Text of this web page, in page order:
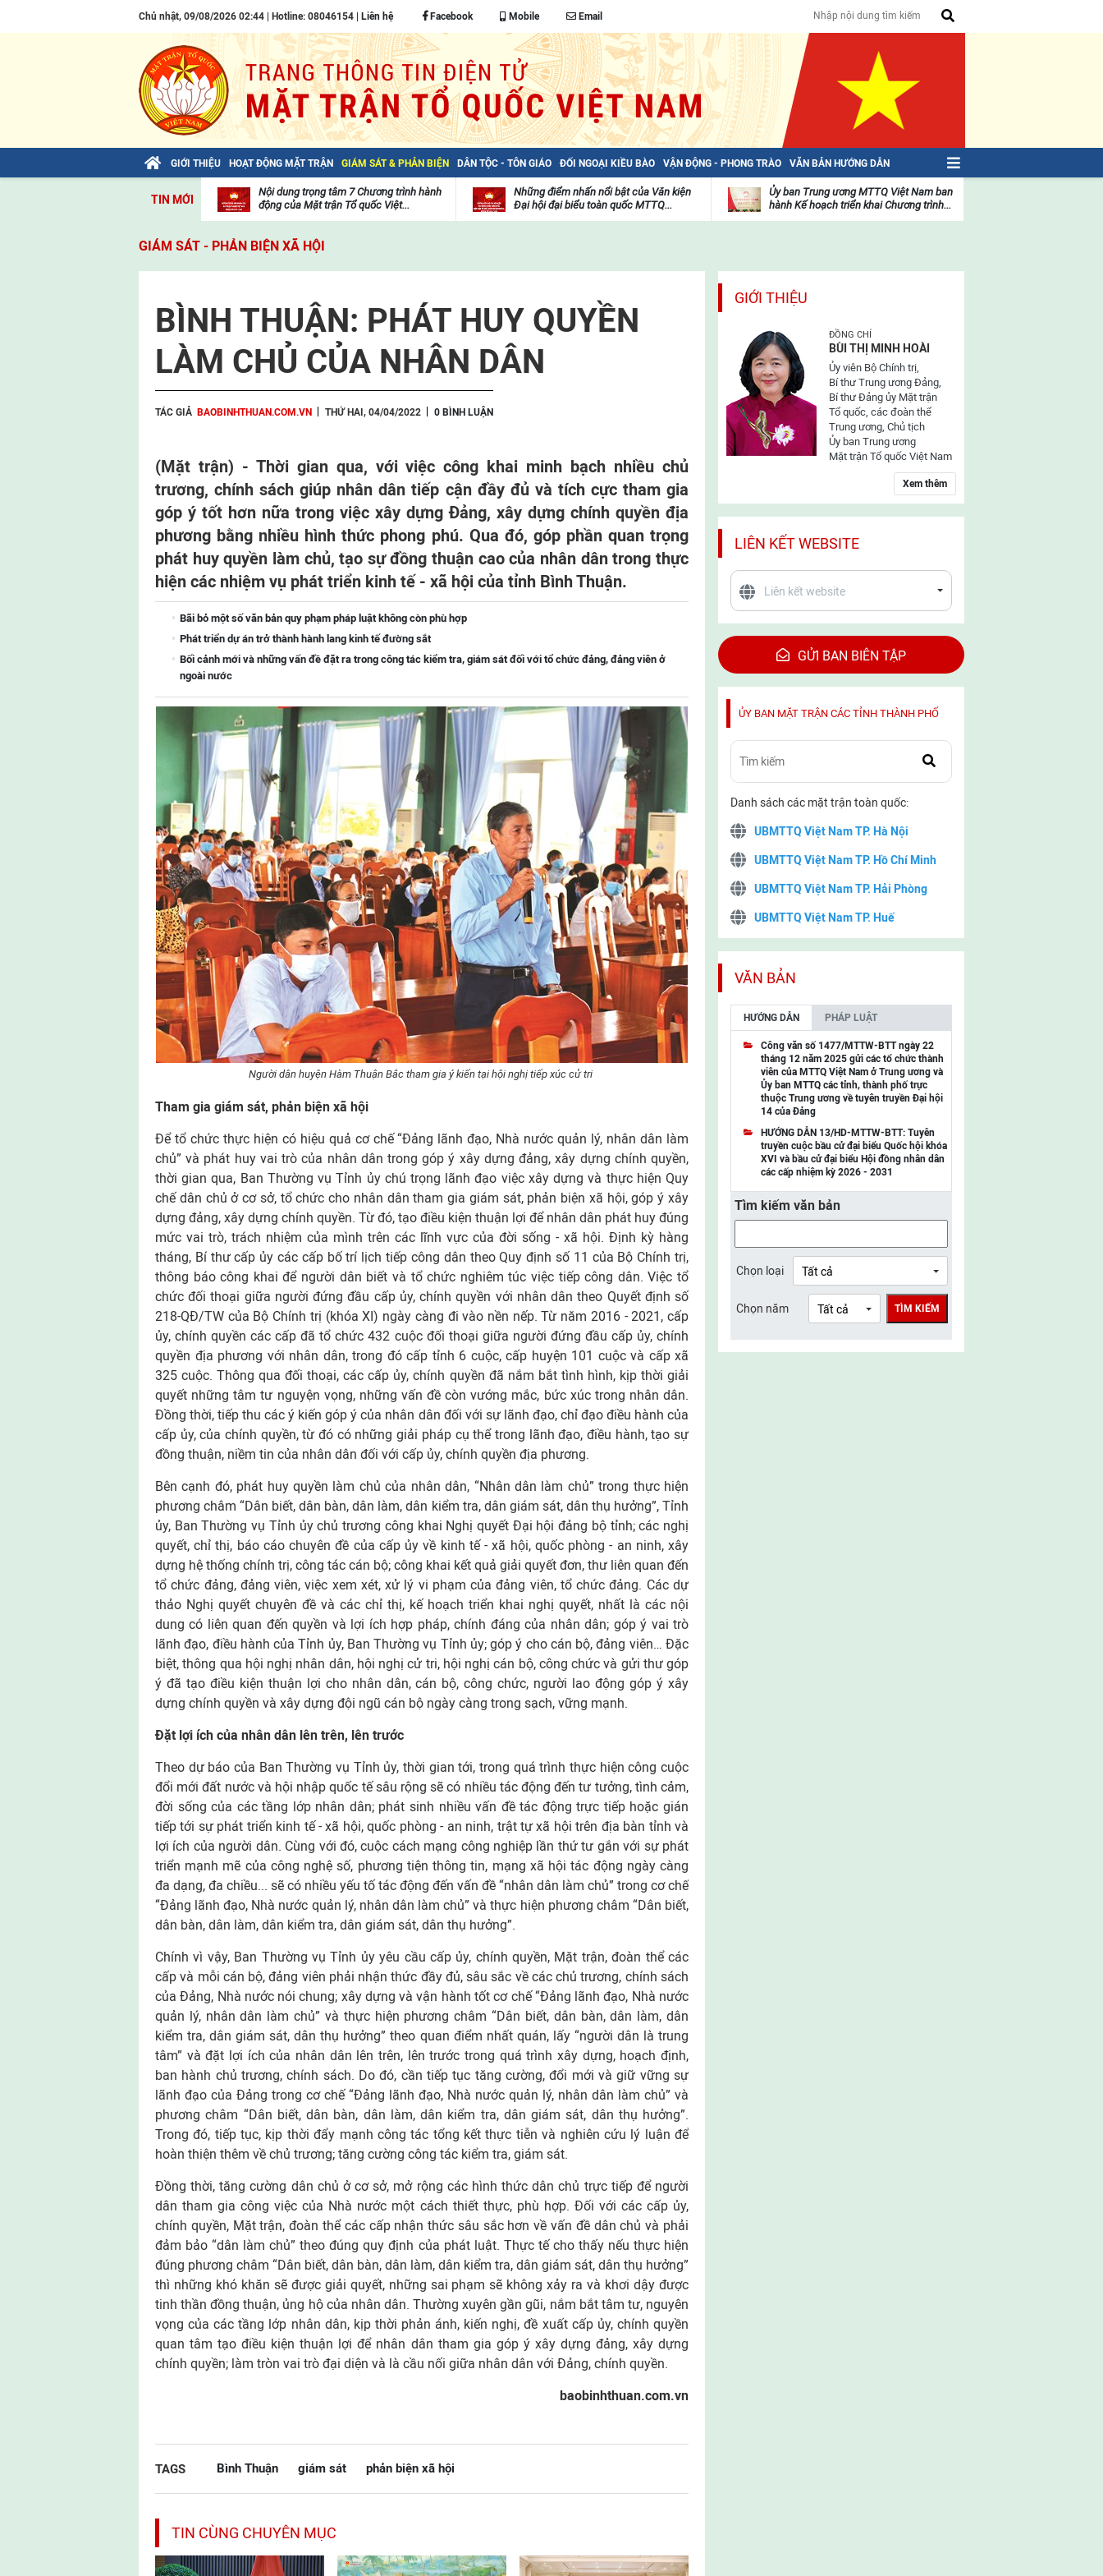
Chủ nhật, 09/08/2026 02:44 | Hotline: 08046154 | Liên hệ Facebook Mobile Email
GIỚI THIỆU HOẠT ĐỘNG MẶT TRẬN GIÁM SÁT & PHẢN BIỆN DÂN TỘC - TÔN GIÁO ĐỐI NGOẠI KIỀU BÀO VẬN ĐỘNG - PHONG TRÀO VĂN BẢN HƯỚNG DẪN
TIN MỚI
Bài viết của Tổng Bí thư Tô Lâm: TIẾN
viện
Nội dung trọng tâm 7 Chương trình hành
động của Mặt trận Tổ quốc Việt...
Những điểm nhấn nổi bật của Văn kiện
Đại hội đại biểu toàn quốc MTTQ...
mặt
trận
Ủy ban Trung ương MTTQ Việt Nam ban
hành Kế hoạch triển khai Chương trình...
GIÁM SÁT - PHẢN BIỆN XÃ HỘI
BÌNH THUẬN: PHÁT HUY QUYỀN
LÀM CHỦ CỦA NHÂN DÂN
TÁC GIẢ BAOBINHTHUAN.COM.VN THỨ HAI, 04/04/2022 0 BÌNH LUẬN
(Mặt trận) - Thời gian qua, với việc công khai minh bạch nhiều chủ
trương, chính sách giúp nhân dân tiếp cận đầy đủ và tích cực tham gia
góp ý tốt hơn nữa trong việc xây dựng Đảng, xây dựng chính quyền địa
phương bằng nhiều hình thức phong phú. Qua đó, góp phần quan trọng
phát huy quyền làm chủ, tạo sự đồng thuận cao của nhân dân trong thực
hiện các nhiệm vụ phát triển kinh tế - xã hội của tỉnh Bình Thuận.
Bãi bỏ một số văn bản quy phạm pháp luật không còn phù hợp
Phát triển dự án trở thành hành lang kinh tế đường sắt
Bối cảnh mới và những vấn đề đặt ra trong công tác kiểm tra, giám sát đối với tổ chức đảng, đảng viên ở
ngoài nước
Người dân huyện Hàm Thuận Bắc tham gia ý kiến tại hội nghị tiếp xúc cử tri
Tham gia giám sát, phản biện xã hội
Để tổ chức thực hiện có hiệu quả cơ chế “Đảng lãnh đạo, Nhà nước quản lý, nhân dân làm
chủ” và phát huy vai trò của nhân dân trong góp ý xây dựng đảng, xây dựng chính quyền,
thời gian qua, Ban Thường vụ Tỉnh ủy chú trọng lãnh đạo việc xây dựng và thực hiện Quy
chế dân chủ ở cơ sở, tổ chức cho nhân dân tham gia giám sát, phản biện xã hội, góp ý xây
dựng đảng, xây dựng chính quyền. Từ đó, tạo điều kiện thuận lợi để nhân dân phát huy đúng
mức vai trò, trách nhiệm của mình trên các lĩnh vực của đời sống - xã hội. Định kỳ hàng
tháng, Bí thư cấp ủy các cấp bố trí lịch tiếp công dân theo Quy định số 11 của Bộ Chính trị,
thông báo công khai để người dân biết và tổ chức nghiêm túc việc tiếp công dân. Việc tổ
chức đối thoại giữa người đứng đầu cấp ủy, chính quyền với nhân dân theo Quyết định số
218-QĐ/TW của Bộ Chính trị (khóa XI) ngày càng đi vào nền nếp. Từ năm 2016 - 2021, cấp
ủy, chính quyền các cấp đã tổ chức 432 cuộc đối thoại giữa người đứng đầu cấp ủy, chính
quyền địa phương với nhân dân, trong đó cấp tỉnh 6 cuộc, cấp huyện 101 cuộc và cấp xã
325 cuộc. Thông qua đối thoại, các cấp ủy, chính quyền đã nắm bắt tình hình, kịp thời giải
quyết những tâm tư nguyện vọng, những vấn đề còn vướng mắc, bức xúc trong nhân dân.
Đồng thời, tiếp thu các ý kiến góp ý của nhân dân đối với sự lãnh đạo, chỉ đạo điều hành của
cấp ủy, của chính quyền, từ đó có những giải pháp cụ thể trong lãnh đạo, điều hành, tạo sự
đồng thuận, niềm tin của nhân dân đối với cấp ủy, chính quyền địa phương.
Bên cạnh đó, phát huy quyền làm chủ của nhân dân, “Nhân dân làm chủ” trong thực hiện
phương châm “Dân biết, dân bàn, dân làm, dân kiểm tra, dân giám sát, dân thụ hưởng”, Tỉnh
ủy, Ban Thường vụ Tỉnh ủy chủ trương công khai Nghị quyết Đại hội đảng bộ tỉnh; các nghị
quyết, chỉ thị, báo cáo chuyên đề của cấp ủy về kinh tế - xã hội, quốc phòng - an ninh, xây
dựng hệ thống chính trị, công tác cán bộ; công khai kết quả giải quyết đơn, thư liên quan đến
tổ chức đảng, đảng viên, việc xem xét, xử lý vi phạm của đảng viên, tổ chức đảng. Các dự
thảo Nghị quyết chuyên đề và các chỉ thị, kế hoạch triển khai nghị quyết, nhất là các nội
dung có liên quan đến quyền và lợi ích hợp pháp, chính đáng của nhân dân; góp ý vai trò
lãnh đạo, điều hành của Tỉnh ủy, Ban Thường vụ Tỉnh ủy; góp ý cho cán bộ, đảng viên… Đặc
biệt, thông qua hội nghị nhân dân, hội nghị cử tri, hội nghị cán bộ, công chức và gửi thư góp
ý đã tạo điều kiện thuận lợi cho nhân dân, cán bộ, công chức, người lao động góp ý xây
dựng chính quyền và xây dựng đội ngũ cán bộ ngày càng trong sạch, vững mạnh.
Đặt lợi ích của nhân dân lên trên, lên trước
Theo dự báo của Ban Thường vụ Tỉnh ủy, thời gian tới, trong quá trình thực hiện công cuộc
đổi mới đất nước và hội nhập quốc tế sâu rộng sẽ có nhiều tác động đến tư tưởng, tình cảm,
đời sống của các tầng lớp nhân dân; phát sinh nhiều vấn đề tác động trực tiếp hoặc gián
tiếp tới sự phát triển kinh tế - xã hội, quốc phòng - an ninh, trật tự xã hội trên địa bàn tỉnh và
lợi ích của người dân. Cùng với đó, cuộc cách mạng công nghiệp lần thứ tư gắn với sự phát
triển mạnh mẽ của công nghệ số, phương tiện thông tin, mạng xã hội tác động ngày càng
đa dạng, đa chiều... sẽ có nhiều yếu tố tác động đến vấn đề “nhân dân làm chủ” trong cơ chế
“Đảng lãnh đạo, Nhà nước quản lý, nhân dân làm chủ” và thực hiện phương châm “Dân biết,
dân bàn, dân làm, dân kiểm tra, dân giám sát, dân thụ hưởng”.
Chính vì vậy, Ban Thường vụ Tỉnh ủy yêu cầu cấp ủy, chính quyền, Mặt trận, đoàn thể các
cấp và mỗi cán bộ, đảng viên phải nhận thức đầy đủ, sâu sắc về các chủ trương, chính sách
của Đảng, Nhà nước nói chung; xây dựng và vận hành tốt cơ chế “Đảng lãnh đạo, Nhà nước
quản lý, nhân dân làm chủ” và thực hiện phương châm “Dân biết, dân bàn, dân làm, dân
kiểm tra, dân giám sát, dân thụ hưởng” theo quan điểm nhất quán, lấy “người dân là trung
tâm” và đặt lợi ích của nhân dân lên trên, lên trước trong quá trình xây dựng, hoạch định,
ban hành chủ trương, chính sách. Do đó, cần tiếp tục tăng cường, đổi mới và giữ vững sự
lãnh đạo của Đảng trong cơ chế “Đảng lãnh đạo, Nhà nước quản lý, nhân dân làm chủ” và
phương châm “Dân biết, dân bàn, dân làm, dân kiểm tra, dân giám sát, dân thụ hưởng”.
Trong đó, tiếp tục, kịp thời đẩy mạnh công tác tổng kết thực tiễn và nghiên cứu lý luận để
hoàn thiện thêm về chủ trương; tăng cường công tác kiểm tra, giám sát.
Đồng thời, tăng cường dân chủ ở cơ sở, mở rộng các hình thức dân chủ trực tiếp để người
dân tham gia công việc của Nhà nước một cách thiết thực, phù hợp. Đối với các cấp ủy,
chính quyền, Mặt trận, đoàn thể các cấp nhận thức sâu sắc hơn về vấn đề dân chủ và phải
đảm bảo “dân làm chủ” theo đúng quy định của phát luật. Thực tế cho thấy nếu thực hiện
đúng phương châm “Dân biết, dân bàn, dân làm, dân kiểm tra, dân giám sát, dân thụ hưởng”
thì những khó khăn sẽ được giải quyết, những sai phạm sẽ không xảy ra và khơi dậy được
tinh thần đồng thuận, ủng hộ của nhân dân. Thường xuyên gần gũi, nắm bắt tâm tư, nguyên
vọng của các tầng lớp nhân dân, kịp thời phản ánh, kiến nghị, đề xuất cấp ủy, chính quyền
quan tâm tạo điều kiện thuận lợi để nhân dân tham gia góp ý xây dựng đảng, xây dựng
chính quyền; làm tròn vai trò đại diện và là cầu nối giữa nhân dân với Đảng, chính quyền.
baobinhthuan.com.vn
TAGS Bình Thuận giám sát phản biện xã hội
TIN CÙNG CHUYÊN MỤC
GIỚI THIỆU
ĐỒNG CHÍ
BÙI THỊ MINH HOÀI
Ủy viên Bộ Chính trị,
Bí thư Trung ương Đảng,
Bí thư Đảng ủy Mặt trận
Tổ quốc, các đoàn thể
Trung ương, Chủ tịch
Ủy ban Trung ương
Mặt trận Tổ quốc Việt Nam
Xem thêm
LIÊN KẾT WEBSITE
GỬI BAN BIÊN TẬP
ỦY BAN MẶT TRẬN CÁC TỈNH THÀNH PHỐ
Danh sách các mặt trận toàn quốc:
UBMTTQ Việt Nam TP. Hà Nội
UBMTTQ Việt Nam TP. Hồ Chí Minh
UBMTTQ Việt Nam TP. Hải Phòng
UBMTTQ Việt Nam TP. Huế
UBMTTQ Việt Nam TP. Cần Thơ
UBMTTQ Việt Nam tỉnh Quảng Ninh
UBMTTQ Việt Nam tỉnh Cao Bằng
UBMTTQ Việt Nam tỉnh Lạng Sơn
UBMTTQ Việt Nam tỉnh Lai Châu
UBMTTQ Việt Nam tỉnh Điện Biên
UBMTTQ Việt Nam tỉnh Sơn La
UBMTTQ Việt Nam tỉnh Thanh Hóa
UBMTTQ Việt Nam tỉnh Nghệ An
UBMTTQ Việt Nam tỉnh Lào Cai
UBMTTQ Việt Nam tỉnh Thái Nguyên
VĂN BẢN
HƯỚNG DẪN PHÁP LUẬT
Công văn số 1477/MTTW-BTT ngày 22
tháng 12 năm 2025 gửi các tổ chức thành
viên của MTTQ Việt Nam ở Trung ương và
Ủy ban MTTQ các tỉnh, thành phố trực
thuộc Trung ương về tuyên truyền Đại hội
14 của Đảng
HƯỚNG DẪN 13/HD-MTTW-BTT: Tuyên
truyền cuộc bầu cử đại biểu Quốc hội khóa
XVI và bầu cử đại biểu Hội đồng nhân dân
các cấp nhiệm kỳ 2026 - 2031
Tìm kiếm văn bản
Chọn loại
Chọn năm TÌM KIẾM